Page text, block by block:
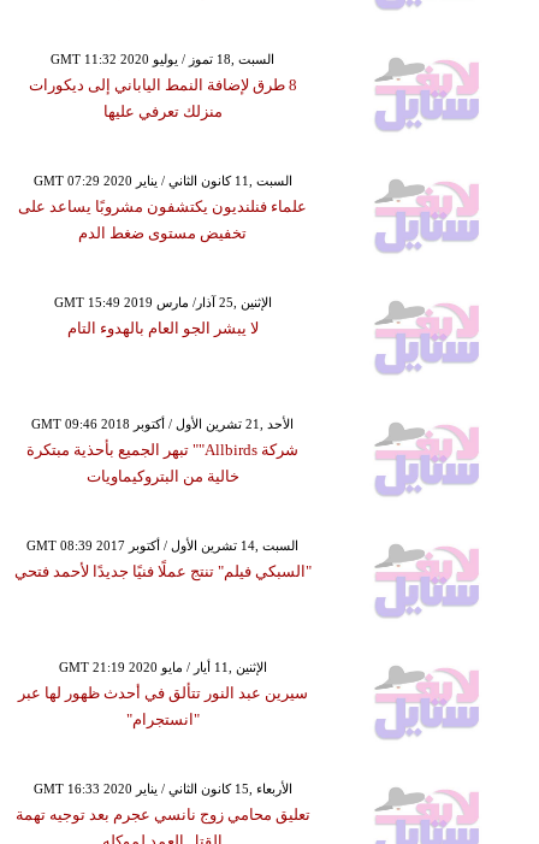
GMT 11:32 2020 السبت ,18 تموز / يوليو
8 طرق لإضافة النمط الياباني إلى ديكورات
منزلك تعرفي عليها
GMT 07:29 2020 السبت ,11 كانون الثاني / يناير
علماء فنلنديون يكتشفون مشروبًا يساعد على
تخفيض مستوى ضغط الدم
GMT 15:49 2019 الإثنين ,25 آذار/ مارس
لا يبشر الجو العام بالهدوء التام
GMT 09:46 2018 الأحد ,21 تشرين الأول / أكتوبر
شركة Allbirds"" تبهر الجميع بأحذية مبتكرة
خالية من البتروكيماويات
GMT 08:39 2017 السبت ,14 تشرين الأول / أكتوبر
"السبكي فيلم" تنتج عملًا فنيًا جديدًا لأحمد فتحي
GMT 21:19 2020 الإثنين ,11 أيار / مايو
سيرين عبد النور تتألق في أحدث ظهور لها عبر
"انستجرام"
GMT 16:33 2020 الأربعاء ,15 كانون الثاني / يناير
تعليق محامي زوج نانسي عجرم بعد توجيه تهمة